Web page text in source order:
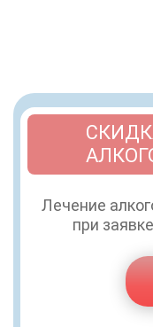
Лечение
при